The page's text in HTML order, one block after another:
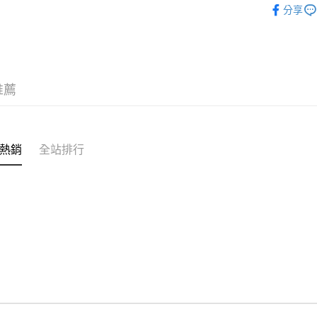
分享
薦
銷 全站排行